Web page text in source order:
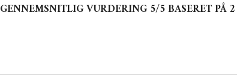
GENNEMSNITLIG VURDERING 5/5 BASERET PÅ2